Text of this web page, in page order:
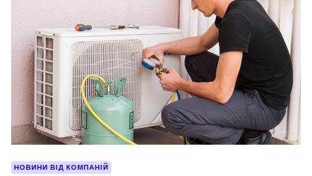
НОВИНИ ВІД КОМПАНІЙ